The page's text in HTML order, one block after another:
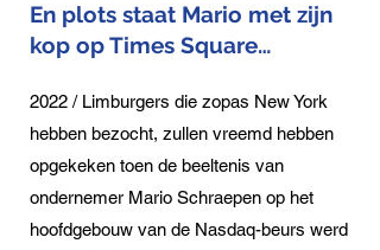
En plots staat Mario met zijn
kop op Times Square…
2022 / Limburgers die zopas New York
hebben bezocht, zullen vreemd hebben
opgekeken toen de beeltenis van
ondernemer Mario Schraepen op het
hoofdgebouw van de Nasdaq-beurs werd